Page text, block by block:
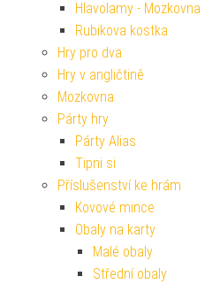
Hlavolamy - Mozkovna
Rubikova kostka
Hry pro dva
Hry v angličtině
Mozkovna
Párty hry
Párty Alias
Tipni si
Příslušenství ke hrám
Kovové mince
Obaly na karty
Malé obaly
Střední obaly